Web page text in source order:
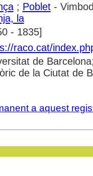
; Poblet-
la
- 1835]
raco.cat/
de
de la Ciutat de
a aquest